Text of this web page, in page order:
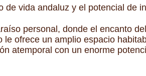
de vida andaluz y el potencial de
personal, donde el encanto
le ofrece un amplio espacio
atemporal con un enorme